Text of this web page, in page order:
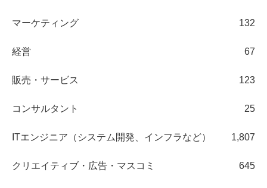
マーケティング 132
経営 67
販売・サービス 123
コンサルタント 25
ITエンジニア（システム開発、インフラなど） 1,807
クリエイティブ・広告・マスコミ 645